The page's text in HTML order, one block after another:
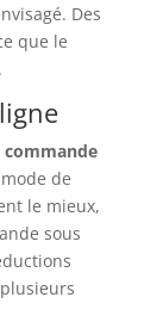
Des
que le
de
le mieux,
sous